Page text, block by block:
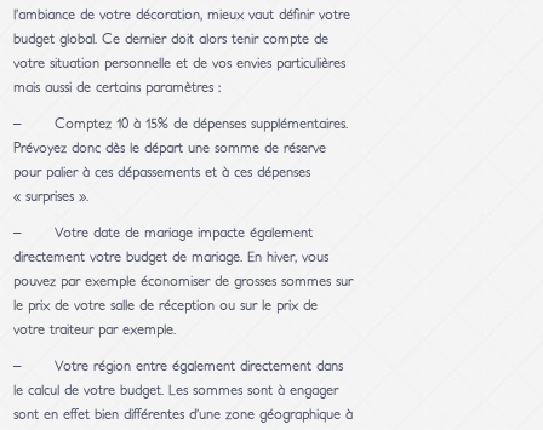
l’ambiance de votre décoration, mieux vaut définir votre
budget global. Ce dernier doit alors tenir compte de
votre situation personnelle et de vos envies particulières
mais aussi de certains paramètres :
– Comptez 10 à 15% de dépenses supplémentaires.
Prévoyez donc dès le départ une somme de réserve
pour palier à ces dépassements et à ces dépenses
« surprises ».
– Votre date de mariage impacte également
directement votre budget de mariage. En hiver, vous
pouvez par exemple économiser de grosses sommes sur
le prix de votre salle de réception ou sur le prix de
votre traiteur par exemple.
– Votre région entre également directement dans
le calcul de votre budget. Les sommes sont à engager
sont en effet bien différentes d’une zone géographique à